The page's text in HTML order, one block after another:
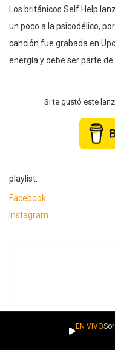
Los británicos Self Help
un poco a la psicodélico,
canción fue grabada en
energía y debe ser parte de
Si te gustó este
playlist.
Facebook
Instagram
EN VIVO